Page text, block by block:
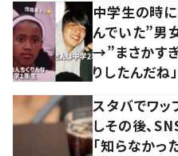
中学生の時
んでいた”男
→”まさかす
りしたんだね
スタバでワッ
しその後、
「知らなかっ